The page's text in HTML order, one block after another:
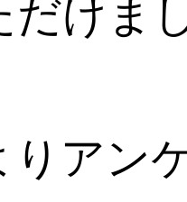
だけま
りアン